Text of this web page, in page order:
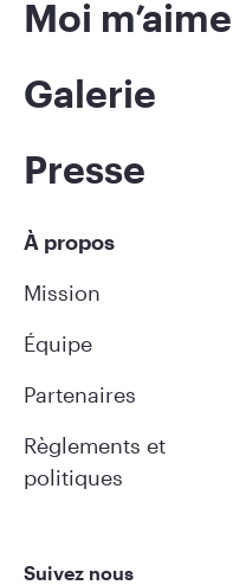
Moi m’aime
Galerie
Presse
À propos
Mission
Équipe
Partenaires
Règlements et
politiques
Suivez nous